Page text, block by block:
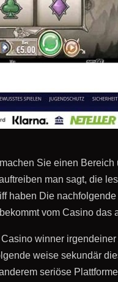
Sie einen
man sagt, die
haben Die
vom Casino das
winner
weise sekundär
seriöse